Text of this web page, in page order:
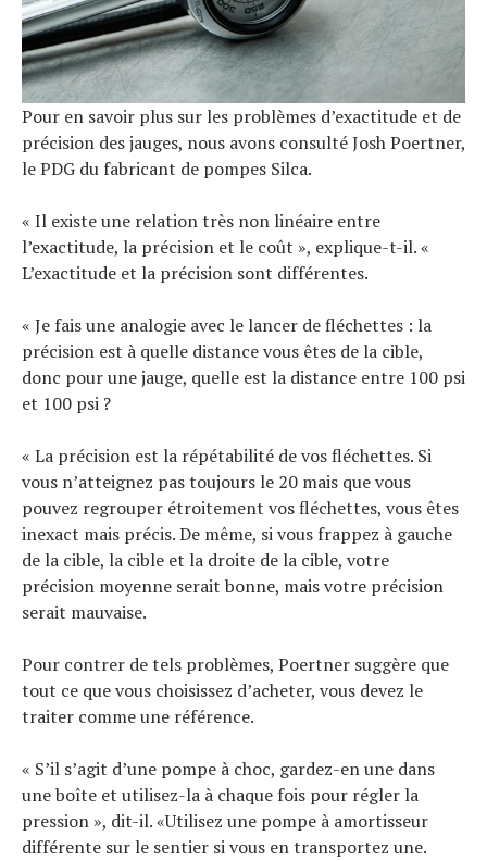
Pour en savoir plus sur les problèmes d’exactitude et de
précision des jauges, nous avons consulté Josh Poertner,
le PDG du fabricant de pompes Silca.
« Il existe une relation très non linéaire entre
l’exactitude, la précision et le coût », explique-t-il. «
L’exactitude et la précision sont différentes.
« Je fais une analogie avec le lancer de fléchettes : la
précision est à quelle distance vous êtes de la cible,
donc pour une jauge, quelle est la distance entre 100 psi
et 100 psi ?
« La précision est la répétabilité de vos fléchettes. Si
vous n’atteignez pas toujours le 20 mais que vous
pouvez regrouper étroitement vos fléchettes, vous êtes
inexact mais précis. De même, si vous frappez à gauche
de la cible, la cible et la droite de la cible, votre
précision moyenne serait bonne, mais votre précision
serait mauvaise.
Pour contrer de tels problèmes, Poertner suggère que
tout ce que vous choisissez d’acheter, vous devez le
traiter comme une référence.
« S’il s’agit d’une pompe à choc, gardez-en une dans
une boîte et utilisez-la à chaque fois pour régler la
pression », dit-il. «Utilisez une pompe à amortisseur
différente sur le sentier si vous en transportez une.